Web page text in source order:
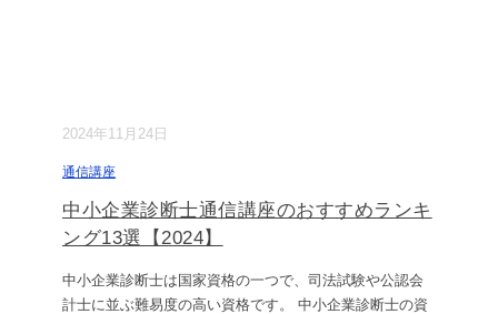
2024年11月24日
通信講座
中小企業診断士通信講座のおすすめランキ
ング13選【2024】
中小企業診断士は国家資格の一つで、司法試験や公認会
計士に並ぶ難易度の高い資格です。 中小企業診断士の資